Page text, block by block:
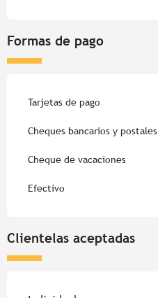
Formas de pago
Tarjetas de pago
Cheques bancarios y postales
Cheque de vacaciones
Efectivo
Clientelas aceptadas